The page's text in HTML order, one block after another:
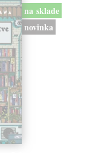
na sklade
novinka